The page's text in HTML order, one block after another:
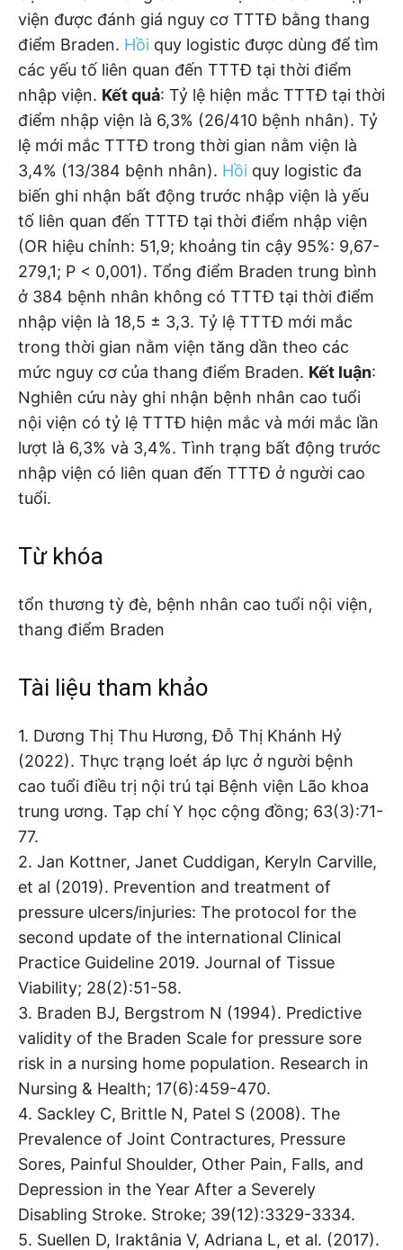
viện được đánh giá nguy cơ TTTĐ bằng thang
điểm Braden. Hồi quy logistic được dùng để tìm
các yếu tố liên quan đến TTTĐ tại thời điểm
nhập viện. Kết quả: Tỷ lệ hiện mắc TTTĐ tại thời
điểm nhập viện là 6,3% (26/410 bệnh nhân). Tỷ
lệ mới mắc TTTĐ trong thời gian nằm viện là
3,4% (13/384 bệnh nhân). Hồi quy logistic đa
biến ghi nhận bất động trước nhập viện là yếu
tố liên quan đến TTTĐ tại thời điểm nhập viện
(OR hiệu chỉnh: 51,9; khoảng tin cậy 95%: 9,67-
279,1; P < 0,001). Tổng điểm Braden trung bình
ở 384 bệnh nhân không có TTTĐ tại thời điểm
nhập viện là 18,5 ± 3,3. Tỷ lệ TTTĐ mới mắc
trong thời gian nằm viện tăng dần theo các
mức nguy cơ của thang điểm Braden. Kết luận:
Nghiên cứu này ghi nhận bệnh nhân cao tuổi
nội viện có tỷ lệ TTTĐ hiện mắc và mới mắc lần
lượt là 6,3% và 3,4%. Tình trạng bất động trước
nhập viện có liên quan đến TTTĐ ở người cao
tuổi.
Từ khóa
tổn thương tỳ đè, bệnh nhân cao tuổi nội viện,
thang điểm Braden
Tài liệu tham khảo
1. Dương Thị Thu Hương, Đỗ Thị Khánh Hỷ
(2022). Thực trạng loét áp lực ở người bệnh
cao tuổi điều trị nội trú tại Bệnh viện Lão khoa
trung ương. Tạp chí Y học cộng đồng; 63(3):71-
77.
2. Jan Kottner, Janet Cuddigan, Keryln Carville,
et al (2019). Prevention and treatment of
pressure ulcers/injuries: The protocol for the
second update of the international Clinical
Practice Guideline 2019. Journal of Tissue
Viability; 28(2):51-58.
3. Braden BJ, Bergstrom N (1994). Predictive
validity of the Braden Scale for pressure sore
risk in a nursing home population. Research in
Nursing & Health; 17(6):459-470.
4. Sackley C, Brittle N, Patel S (2008). The
Prevalence of Joint Contractures, Pressure
Sores, Painful Shoulder, Other Pain, Falls, and
Depression in the Year After a Severely
Disabling Stroke. Stroke; 39(12):3329-3334.
5. Suellen D, Iraktânia V, Adriana L, et al. (2017).